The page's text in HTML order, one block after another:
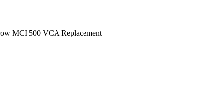
MCI 500 VCA Replacement